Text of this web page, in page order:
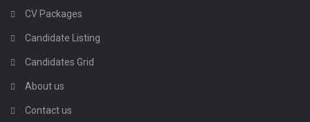
CV Packages
Candidate Listing
Candidates Grid
About us
Contact us